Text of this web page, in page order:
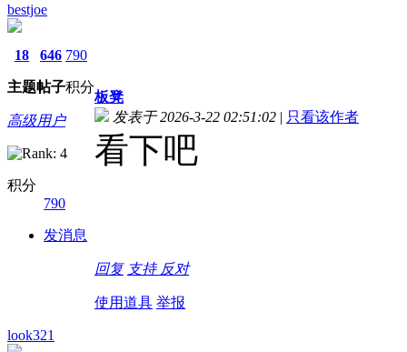
bestjoe
18
主题
646
帖子
790
积分
高级用户
积分
790
发消息
板凳
发表于 2026-3-22 02:51:02 | 只看该作者
看下吧
回复 支持 反对
使用道具 举报
look321